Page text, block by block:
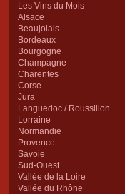
Les Vins du Mois
Alsace
Beaujolais
Bordeaux
Bourgogne
Champagne
Charentes
Corse
Jura
Languedoc / Roussillon
Lorraine
Normandie
Provence
Savoie
Sud-Ouest
Vallée de la Loire
Vallée du Rhône